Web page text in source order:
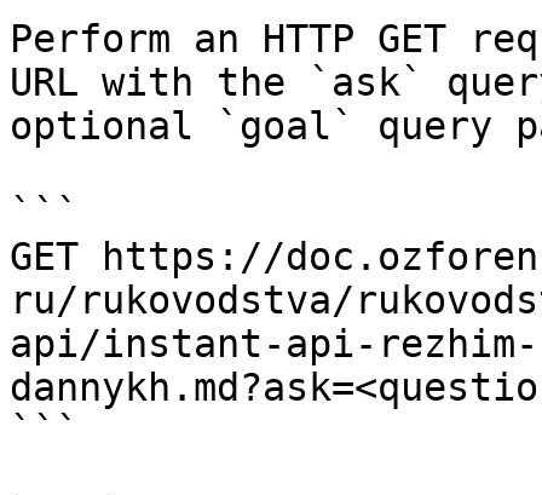
Perform an HTTP GET
URL with the `ask`
optional `goal` query
```
GET https://
ru/rukovodstva/
api/instant-api-rezhim-
```